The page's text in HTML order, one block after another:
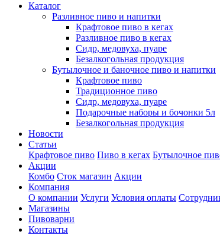
Каталог
Разливное пиво и напитки
Крафтовое пиво в кегах
Разливное пиво в кегах
Сидр, медовуха, пуаре
Безалкогольная продукция
Бутылочное и баночное пиво и напитки
Крафтовое пиво
Традиционное пиво
Сидр, медовуха, пуаре
Подарочные наборы и бочонки 5л
Безалкогольная продукция
Новости
Статьи
Крафтовое пиво Пиво в кегах Бутылочное
Акции
Комбо Сток магазин Акции
Компания
О компании Услуги Условия оплаты
Магазины
Пивоварни
Контакты